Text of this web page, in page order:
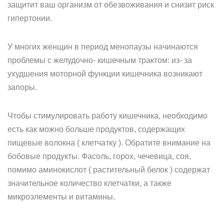
защитит ваш организм от обезвоживания и снизит риск
гипертонии.
У многих женщин в период менопаузы начинаются
проблемы с желудочно- кишечным трактом: из- за
ухудшения моторной функции кишечника возникают
запоры.
Чтобы стимулировать работу кишечника, необходимо
есть как можно больше продуктов, содержащих
пищевые волокна ( клетчатку ). Обратите внимание на
бобовые продукты. Фасоль, горох, чечевица, соя,
помимо аминокислот ( растительный белок ) содержат
значительное количество клетчатки, а также
микроэлементы и витамины.